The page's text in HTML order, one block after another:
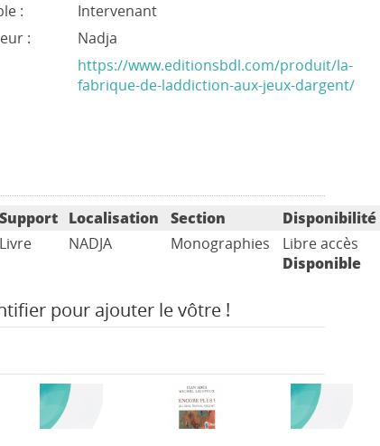
:
Intervenant
:
Nadja
https://www.editionsbdl.com/produit/la-
fabrique-de-laddiction-aux-jeux-dargent/
Support Localisation Section
Disponibilité
Livre NADJA Monographies
Libre accès
Disponible
pour ajouter le vôtre !